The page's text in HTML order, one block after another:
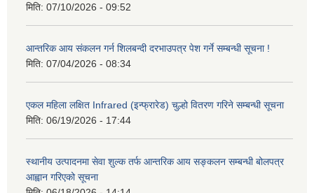
मिति: 07/10/2026 - 09:52
आन्तरिक आय संकलन गर्न शिलबन्दी दरभाउपत्र पेश गर्ने सम्बन्धी सूचना !
मिति: 07/04/2026 - 08:34
एकल महिला लक्षित Infrared (इन्फ्रारेड) चुल्हो वितरण गरिने सम्बन्धी सूचना
मिति: 06/19/2026 - 17:44
स्थानीय उत्पादनमा सेवा शुल्क तर्फ आन्तरिक आय सङ्कलन सम्बन्धी बोलपत्र
आह्वान गरिएको सूचना